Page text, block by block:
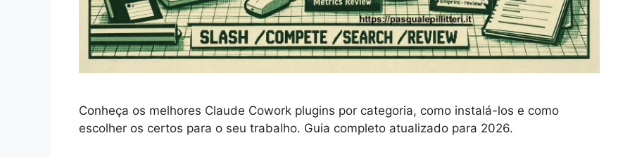
Conheça os melhores Claude Cowork plugins por categoria, como instalá-los e como
escolher os certos para o seu trabalho. Guia completo atualizado para 2026.